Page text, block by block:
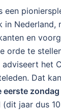
een
in Nederland,
en
orde te
adviseert het
Dat
eerste
(dit jaar dus